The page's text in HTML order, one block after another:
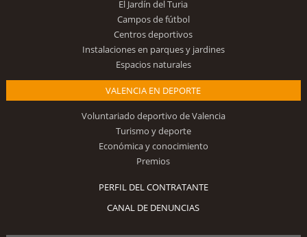
El Jardín del Turia
Campos de fútbol
Centros deportivos
Instalaciones en parques y jardines
Espacios naturales
VALENCIA EN DEPORTE
Voluntariado deportivo de Valencia
Turismo y deporte
Económica y conocimiento
Premios
PERFIL DEL CONTRATANTE
CANAL DE DENUNCIAS